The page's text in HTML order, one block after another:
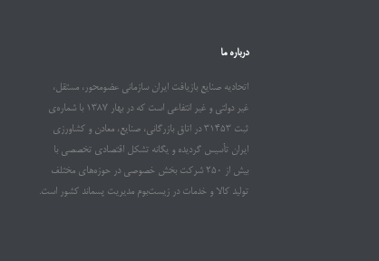
درباره ما
اتحادیه صنایع بازیافت ایران سازمانی عضومحور، مستقل،
غیر دولتی و غیر انتفاعی است که در بهار ۱۳۸۷ با شماره‌ی
ثبت ۳۱۴۵۳ در اتاق بازرگانی، صنایع، معادن و کشاورزی
ایران تأسیس گردیده و یگانه تشکل اقتصادی تخصصی با
بیش از ۲۵۰ شرکت بخش خصوصی در حوزه‌های مختلف
تولید کالا و خدمات در زیست‌بوم مدیریت پسماند کشور است.